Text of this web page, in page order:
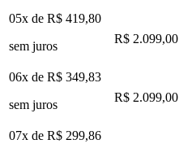
05x de R$ 419,80
sem juros
R$ 2.099,00
06x de R$ 349,83
sem juros
R$ 2.099,00
07x de R$ 299,86